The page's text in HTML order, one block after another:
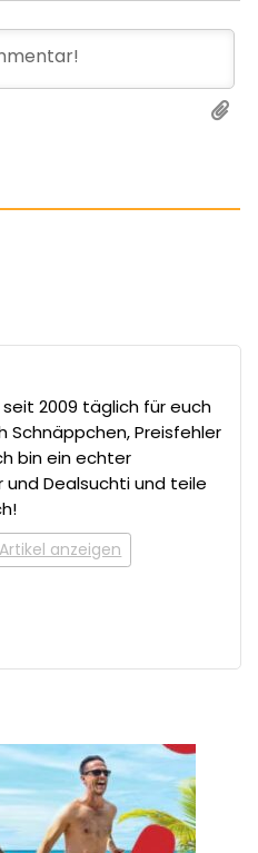
seit 2009 täglich für euch
Schnäppchen, Preisfehler
bin ein echter
Dealsuchti und teile
Artikel anzeigen